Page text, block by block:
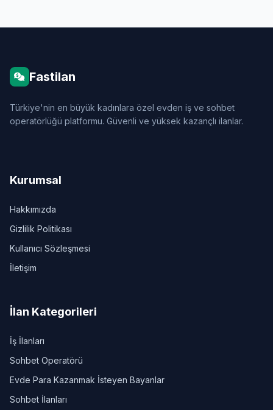
Fastilan
Türkiye'nin en büyük kadınlara özel evden iş ve sohbet
operatörlüğü platformu. Güvenli ve yüksek kazançlı ilanlar.
Kurumsal
Hakkımızda
Gizlilik Politikası
Kullanıcı Sözleşmesi
İletişim
İlan Kategorileri
İş İlanları
Sohbet Operatörü
Evde Para Kazanmak İsteyen Bayanlar
Sohbet İlanları